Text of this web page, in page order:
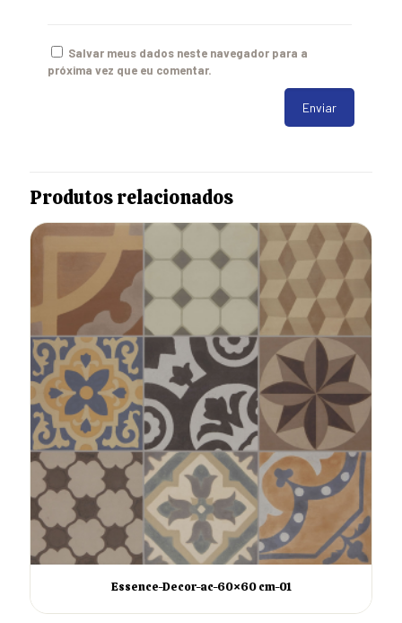
Salvar meus dados neste navegador para a
próxima vez que eu comentar.
Produtos relacionados
Essence-Decor-ac-60×60 cm-01